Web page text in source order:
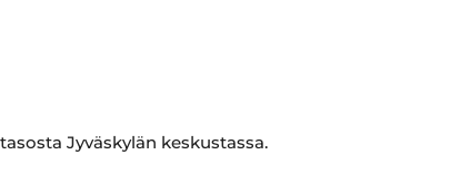
Jyväskylän keskustassa.